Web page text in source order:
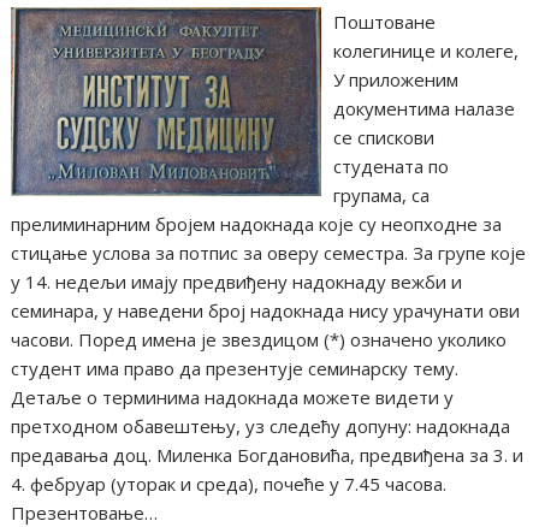
Поштоване
колегинице и колеге,
У приложеним
документима налазе
се спискови
студената по
групама, са
прелиминарним бројем надокнада које су неопходне за
стицање услова за потпис за оверу семестра. За групе које
у 14. недељи имају предвиђену надокнаду вежби и
семинара, у наведени број надокнада нису урачунати ови
часови. Поред имена је звездицом (*) означено уколико
студент има право да презентује семинарску тему.
Детаље о терминима надокнада можете видети у
претходном обавештењу, уз следећу допуну: надокнада
предавања доц. Миленка Богдановића, предвиђена за 3. и
4. фебруар (уторак и среда), почеће у 7.45 часова.
Презентовање…